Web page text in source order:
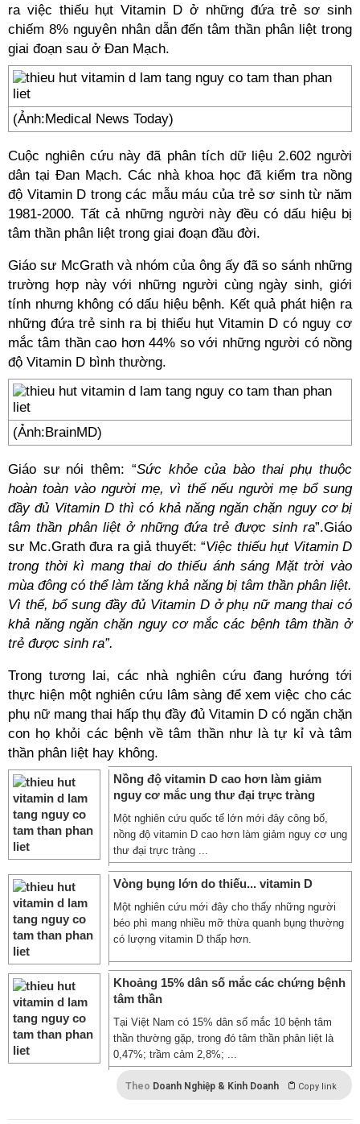
ra việc thiếu hụt Vitamin D ở những đứa trẻ sơ sinh
chiếm 8% nguyên nhân dẫn đến tâm thần phân liệt trong
giai đoạn sau ở Đan Mạch.
(Ảnh:Medical News Today)
Cuộc nghiên cứu này đã phân tích dữ liệu 2.602 người
dân tại Đan Mạch. Các nhà khoa học đã kiểm tra nồng
độ Vitamin D trong các mẫu máu của trẻ sơ sinh từ năm
1981-2000. Tất cả những người này đều có dấu hiệu bị
tâm thần phân liệt trong giai đoạn đầu đời.
Giáo sư McGrath và nhóm của ông ấy đã so sánh những
trường hợp này với những người cùng ngày sinh, giới
tính nhưng không có dấu hiệu bệnh. Kết quả phát hiện ra
những đứa trẻ sinh ra bị thiếu hụt Vitamin D có nguy cơ
mắc tâm thần cao hơn 44% so với những người có nồng
độ Vitamin D bình thường.
(Ảnh:BrainMD)
Giáo sư nói thêm: “Sức khỏe của bào thai phụ thuộc
hoàn toàn vào người mẹ, vì thế nếu người mẹ bổ sung
đầy đủ Vitamin D thì có khả năng ngăn chặn nguy cơ bị
tâm thần phân liệt ở những đứa trẻ được sinh ra”.Giáo
sư Mc.Grath đưa ra giả thuyết: “Việc thiếu hụt Vitamin D
trong thời kì mang thai do thiếu ánh sáng Mặt trời vào
mùa đông có thể làm tăng khả năng bị tâm thần phân liệt.
Vì thế, bổ sung đầy đủ Vitamin D ở phụ nữ mang thai có
khả năng ngăn chặn nguy cơ mắc các bệnh tâm thần ở
trẻ được sinh ra”.
Trong tương lai, các nhà nghiên cứu đang hướng tới
thực hiện một nghiên cứu lâm sàng để xem việc cho các
phụ nữ mang thai hấp thụ đầy đủ Vitamin D có ngăn chặn
con họ khỏi các bệnh về tâm thần như là tự kỉ và tâm
thần phân liệt hay không.
Nồng độ vitamin D cao hơn làm giảm
nguy cơ mắc ung thư đại trực tràng
Một nghiên cứu quốc tế lớn mới đây công bố,
nồng độ vitamin D cao hơn làm giảm nguy cơ ung
thư đại trực tràng ...
Vòng bụng lớn do thiếu... vitamin D
Một nghiên cứu mới đây cho thấy những người
béo phì mang nhiều mỡ thừa quanh bụng thường
có lượng vitamin D thấp hơn.
Khoảng 15% dân số mắc các chứng bệnh
tâm thần
Tại Việt Nam có 15% dân số mắc 10 bệnh tâm
thần thường gặp, trong đó tâm thần phân liệt là
0,47%; trầm cảm 2,8%; ...
Theo Doanh Nghiệp & Kinh Doanh Copy link